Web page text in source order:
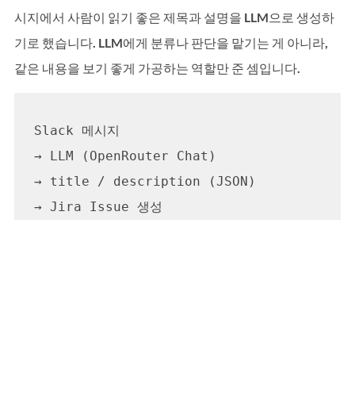
시지에서 사람이 읽기 좋은 제목과 설명을 LLM으로 생성하
기로 했습니다. LLM에게 분류나 판단을 맡기는 게 아니라,
같은 내용을 보기 좋게 가공하는 역할만 준 셈입니다.
Slack 메시지
→ LLM (OpenRouter Chat)
→ title / description (JSON)